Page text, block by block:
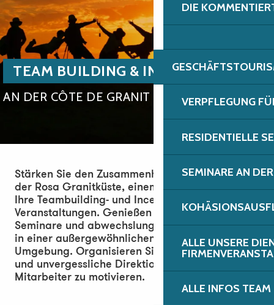
DIE
VERPFLEGUNG
RESIDENTIELLE
SEMINARE AN
ALLE UNSERE
ALLE INFOS
TEAM BUILDING & INCENTIVES
AN DER CÔTE DE GRANIT ROSE
Stärken Sie den Zusammenhalt Ihrer Teams an
der Rosa Granitküste, einem idealen Ziel für
Ihre Teambuilding- und Incentive-
Veranstaltungen. Genießen Sie Studientage,
Seminare und abwechslungsreiche Aktivitäten
in einer außergewöhnlichen natürlichen
Umgebung. Organisieren Sie gesellige Momente
und unvergessliche Direktionskomitees, um Ihre
Mitarbeiter zu motivieren.